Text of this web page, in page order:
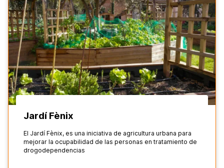
Jardí Fènix
El Jardí Fènix, es una iniciativa de agricultura urbana para
mejorar la ocupabilidad de las personas en tratamiento de
drogodependencias